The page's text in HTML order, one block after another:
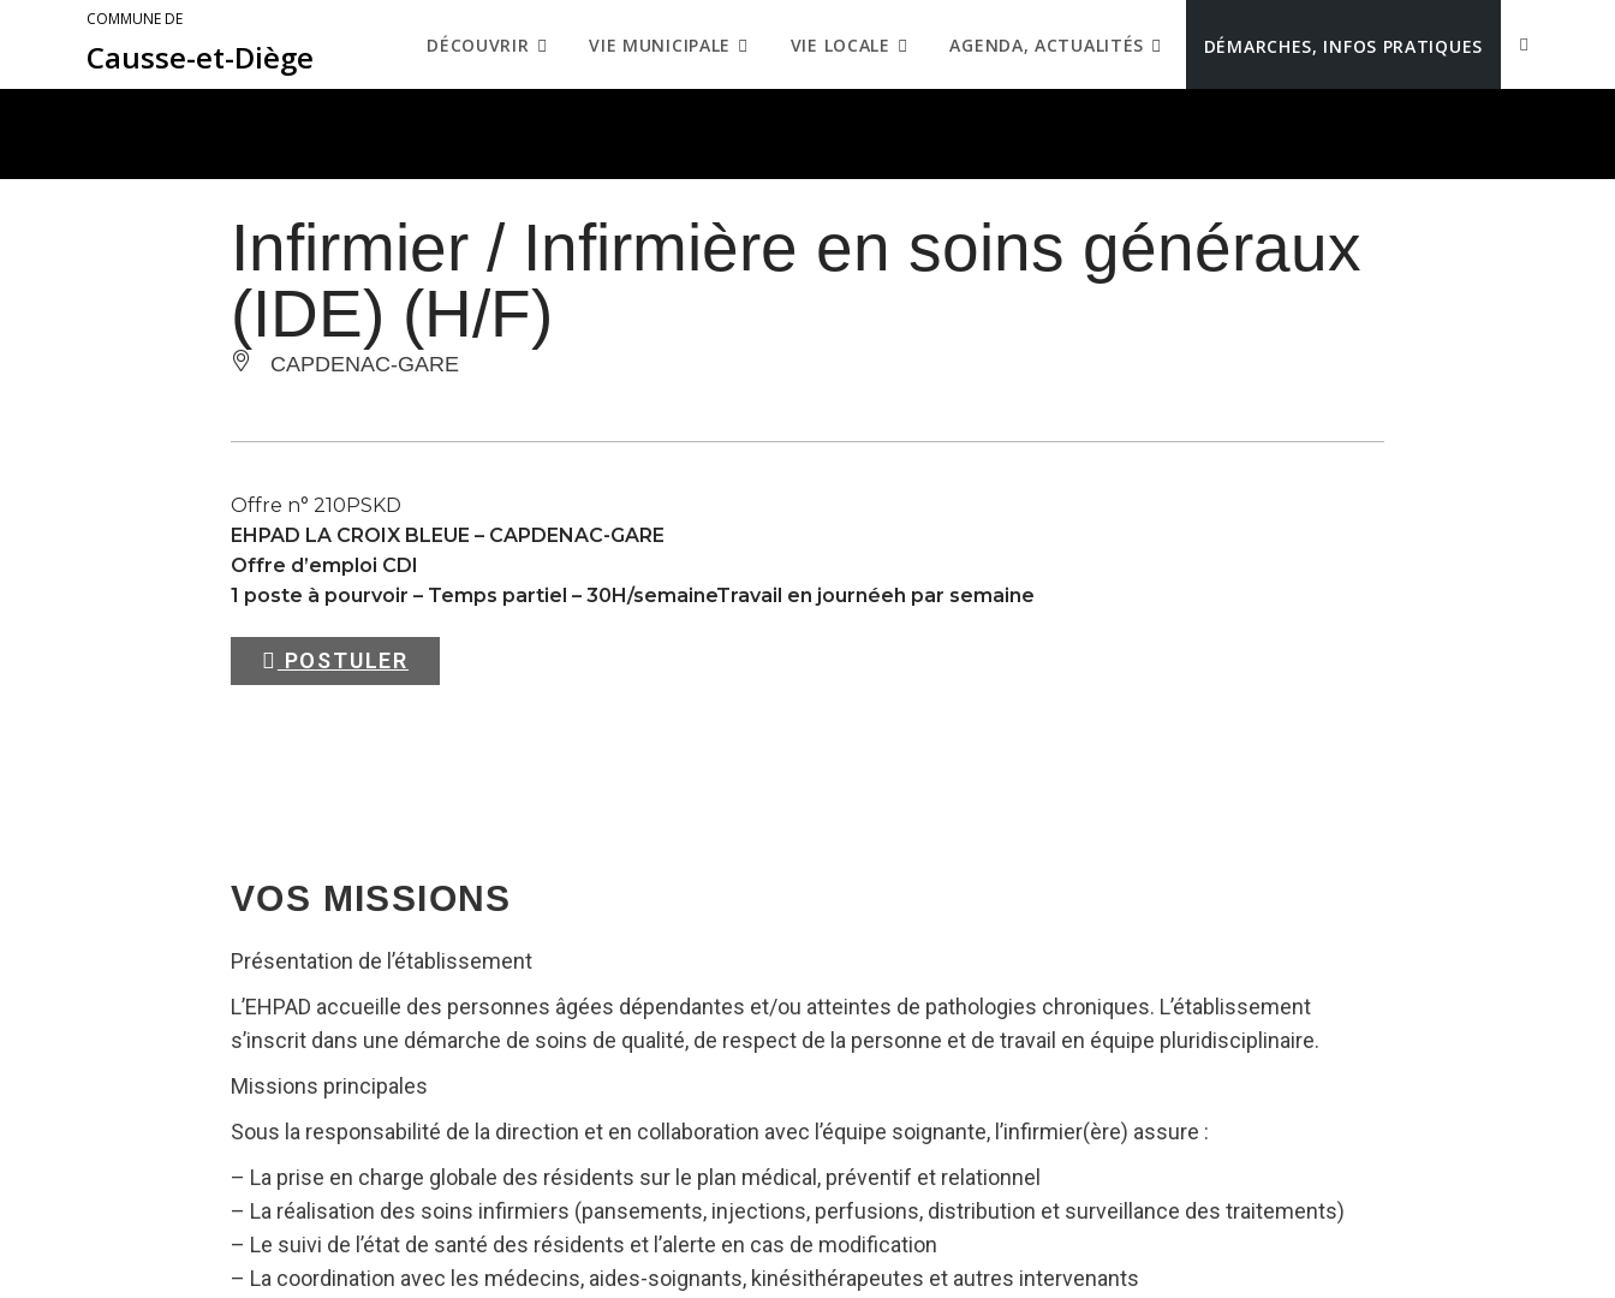
COMMUNE DE
Causse-et-Diège DÉCOUVRIR VIE MUNICIPALE VIE LOCALE AGENDA, ACTUALITÉS DÉMARCHES, INFOS PRATIQUES
Infirmier / Infirmière en soins généraux
(IDE) (H/F)
CAPDENAC-GARE
Offre n° 210PSKD
EHPAD LA CROIX BLEUE – CAPDENAC-GARE
Offre d’emploi CDI
1 poste à pourvoir – Temps partiel – 30H/semaineTravail en journéeh par semaine
POSTULER
VOS MISSIONS
Présentation de l’établissement
L’EHPAD accueille des personnes âgées dépendantes et/ou atteintes de pathologies chroniques. L’établissement
s’inscrit dans une démarche de soins de qualité, de respect de la personne et de travail en équipe pluridisciplinaire.
Missions principales
Sous la responsabilité de la direction et en collaboration avec l’équipe soignante, l’infirmier(ère) assure :
– La prise en charge globale des résidents sur le plan médical, préventif et relationnel
– La réalisation des soins infirmiers (pansements, injections, perfusions, distribution et surveillance des traitements)
– Le suivi de l’état de santé des résidents et l’alerte en cas de modification
– La coordination avec les médecins, aides-soignants, kinésithérapeutes et autres intervenants